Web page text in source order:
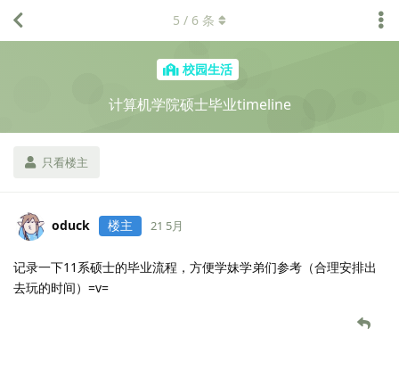
校园生活
计算机学院硕士毕业timeline
只看楼主
5 / 6 条
oduck 楼主 21 5月
记录一下11系硕士的毕业流程，方便学妹学弟们参考（合理安排出
去玩的时间）=v=